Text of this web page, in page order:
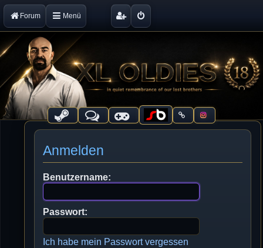
Forum Menü
Anmelden
Benutzername:
Passwort:
Ich habe mein Passwort vergessen